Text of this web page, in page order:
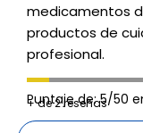
medicamentos
productos de
profesional.
Puntaje de: 5/50
+ de 2 reseñas